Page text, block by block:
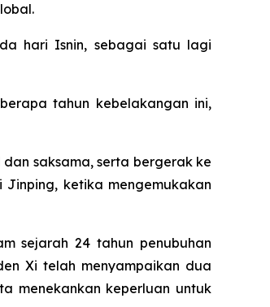
hari Isnin, sebagai satu lagi
tahun kebelakangan ini,
saksama, serta bergerak ke
ketika mengemukakan
sejarah 24 tahun penubuhan
Xi telah menyampaikan dua
menekankan keperluan untuk